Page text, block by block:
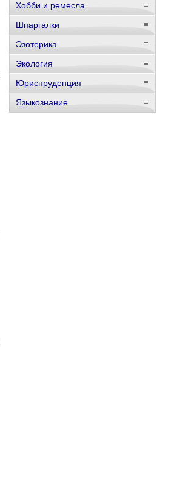
Хобби и ремесла
Шпаргалки
Эзотерика
Экология
Юриспруденция
Языкознание